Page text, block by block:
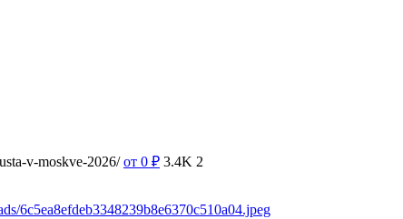
v-moskve-2026/ от 0 ₽ 3.4K 2
6c5ea8efdeb3348239b8e6370c510a04.jpeg